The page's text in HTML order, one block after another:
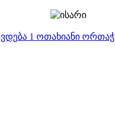
1 ოთახიანი